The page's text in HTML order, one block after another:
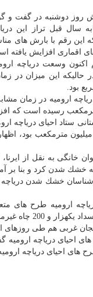
دوشنبه در گفت و گو
كه این رقم با بارش های
اقماری افزایش یافته
ستاد احیای دریاچه
و بنا بر آمار بین المللی تا سال 2015
خشك شدن
ارومیه طرح های
6 هزار و 200 هكتار از اراضی كشاورزی را در دستور كار دارد.
غربی هم طی روزهای
احیای دریاچه ارومیه
های احیای دریاچه